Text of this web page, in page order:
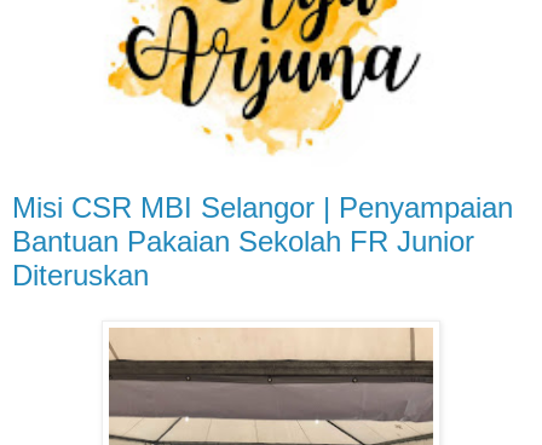
Misi CSR MBI Selangor | Penyampaian
Bantuan Pakaian Sekolah FR Junior
Diteruskan